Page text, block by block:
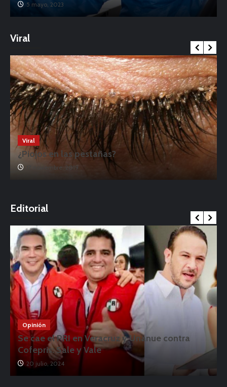
5 mayo, 2023
Viral
Viral
¿Piojos en las pestañas?
17 noviembre, 2019
Editorial
Opinión
Se cae el PRI en Veracruz y Unánue contra
Cofepris: Sale y Vale
20 julio, 2024